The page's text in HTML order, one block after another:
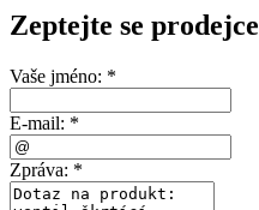
Zeptejte se prodejce
Vaše jméno: *
E-mail: *
Zpráva: *